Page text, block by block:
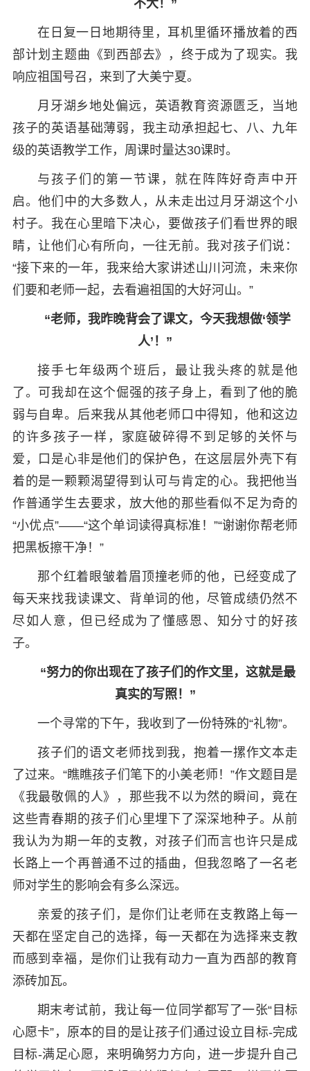
不大！”
在日复一日地期待里，耳机里循环播放着的西
部计划主题曲《到西部去》，终于成为了现实。我
响应祖国号召，来到了大美宁夏。
月牙湖乡地处偏远，英语教育资源匮乏，当地
孩子的英语基础薄弱，我主动承担起七、八、九年
级的英语教学工作，周课时量达30课时。
与孩子们的第一节课，就在阵阵好奇声中开
启。他们中的大多数人，从未走出过月牙湖这个小
村子。我在心里暗下决心，要做孩子们看世界的眼
睛，让他们心有所向，一往无前。我对孩子们说：
“接下来的一年，我来给大家讲述山川河流，未来你
们要和老师一起，去看遍祖国的大好河山。”
“老师，我昨晚背会了课文，今天我想做‘领学
人’！”
接手七年级两个班后，最让我头疼的就是他
了。可我却在这个倔强的孩子身上，看到了他的脆
弱与自卑。后来我从其他老师口中得知，他和这边
的许多孩子一样，家庭破碎得不到足够的关怀与
爱，口是心非是他们的保护色，在这层层外壳下有
着的是一颗颗渴望得到认可与肯定的心。我把他当
作普通学生去要求，放大他的那些看似不足为奇的
“小优点”——“这个单词读得真标准！”“谢谢你帮老师
把黑板擦干净！”
那个红着眼皱着眉顶撞老师的他，已经变成了
每天来找我读课文、背单词的他，尽管成绩仍然不
尽如人意，但已经成为了懂感恩、知分寸的好孩
子。
“努力的你出现在了孩子们的作文里，这就是最
真实的写照！”
一个寻常的下午，我收到了一份特殊的“礼物”。
孩子们的语文老师找到我，抱着一摞作文本走
了过来。“瞧瞧孩子们笔下的小美老师！”作文题目是
《我最敬佩的人》，那些我不以为然的瞬间，竟在
这些青春期的孩子们心里埋下了深深地种子。从前
我认为为期一年的支教，对孩子们而言也许只是成
长路上一个再普通不过的插曲，但我忽略了一名老
师对学生的影响会有多么深远。
亲爱的孩子们，是你们让老师在支教路上每一
天都在坚定自己的选择，每一天都在为选择来支教
而感到幸福，是你们让我有动力一直为西部的教育
添砖加瓦。
期末考试前，我让每一位同学都写了一张“目标
心愿卡”，原本的目的是让孩子们通过设立目标-完成
目标-满足心愿，来明确努力方向，进一步提升自己